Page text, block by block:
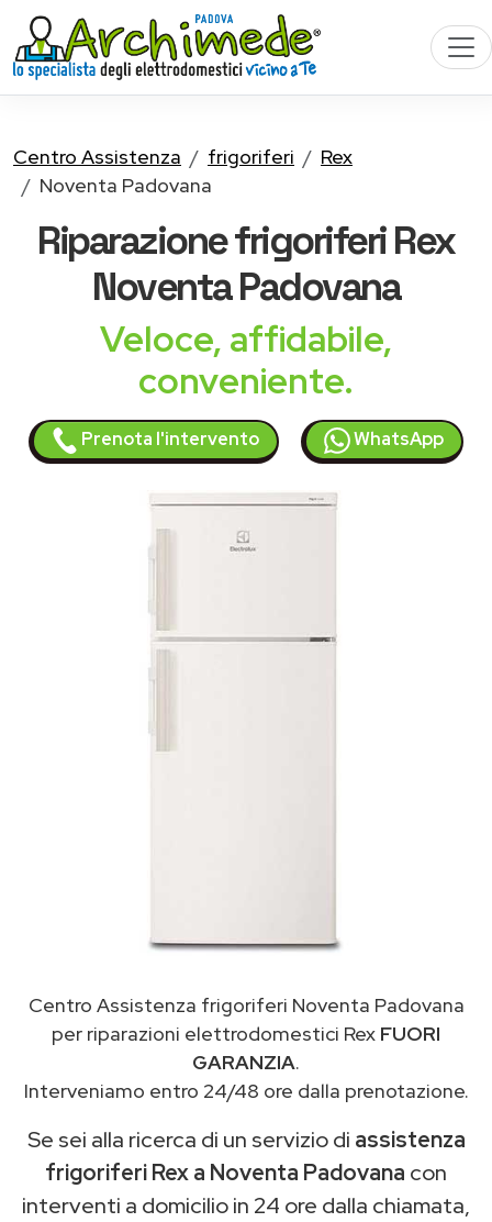
Centro Assistenza frigoriferi
Rex
Noventa Padovana
Riparazionefrigoriferi Rex
Noventa Padovana
Veloce, affidabile,
conveniente.
Prenota l'intervento WhatsApp
Centro Assistenza frigoriferi Noventa Padovana
per riparazioni elettrodomestici Rex FUORI
GARANZIA.
Interveniamo entro 24/48 ore dalla prenotazione.
Se sei alla ricerca di un servizio di assistenza
frigoriferi Rex a Noventa Padovana con
interventi a domicilio in 24 ore dalla chiamata,